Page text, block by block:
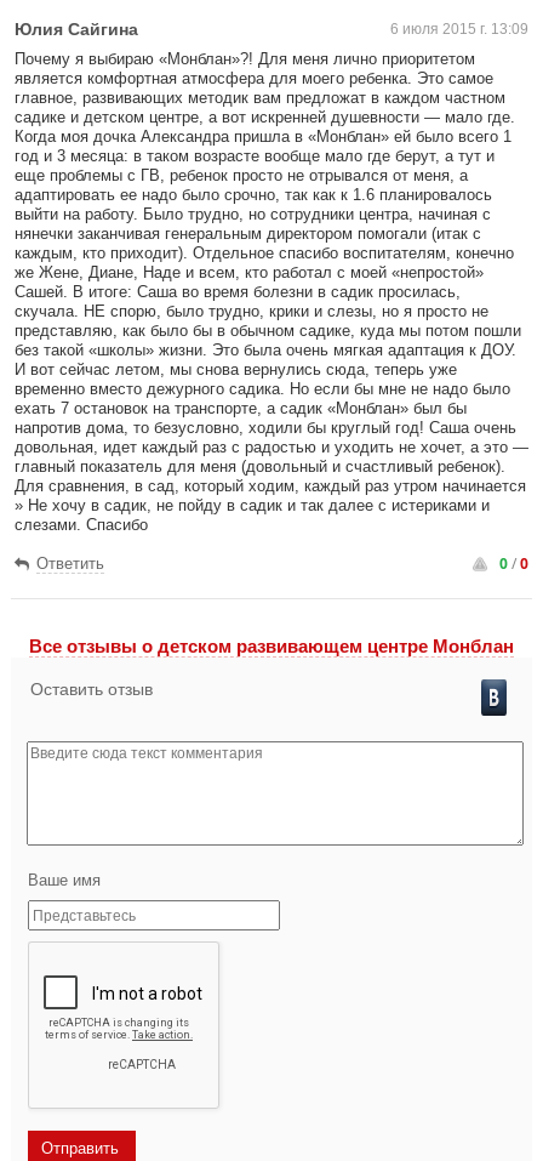
Юлия Сайгина 6 июля 2015 г. 13:09
Почему я выбираю «Монблан»?! Для меня лично приоритетом
является комфортная атмосфера для моего ребенка. Это самое
главное, развивающих методик вам предложат в каждом частном
садике и детском центре, а вот искренней душевности — мало где.
Когда моя дочка Александра пришла в «Монблан» ей было всего 1
год и 3 месяца: в таком возрасте вообще мало где берут, а тут и
еще проблемы с ГВ, ребенок просто не отрывался от меня, а
адаптировать ее надо было срочно, так как к 1.6 планировалось
выйти на работу. Было трудно, но сотрудники центра, начиная с
нянечки заканчивая генеральным директором помогали (итак с
каждым, кто приходит). Отдельное спасибо воспитателям, конечно
же Жене, Диане, Наде и всем, кто работал с моей «непростой»
Сашей. В итоге: Саша во время болезни в садик просилась,
скучала. НЕ спорю, было трудно, крики и слезы, но я просто не
представляю, как было бы в обычном садике, куда мы потом пошли
без такой «школы» жизни. Это была очень мягкая адаптация к ДОУ.
И вот сейчас летом, мы снова вернулись сюда, теперь уже
временно вместо дежурного садика. Но если бы мне не надо было
ехать 7 остановок на транспорте, а садик «Монблан» был бы
напротив дома, то безусловно, ходили бы круглый год! Саша очень
довольная, идет каждый раз с радостью и уходить не хочет, а это —
главный показатель для меня (довольный и счастливый ребенок).
Для сравнения, в сад, который ходим, каждый раз утром начинается
» Не хочу в садик, не пойду в садик и так далее с истериками и
слезами. Спасибо
Ответить 0/0
Все отзывы o детском развивающем центре Монблан
Оставить отзыв
Ваше имя